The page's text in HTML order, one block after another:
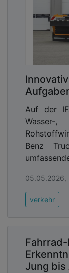
Auf der
Benz
05.05.2026,
verkehr
Jung bis